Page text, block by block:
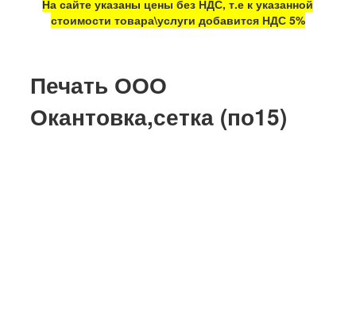
На сайте указаны цены без НДС, т.е к указанной
стоимости товара\услуги добавится НДС 5%
Печать ООО
Окантовка,сетка (по15)